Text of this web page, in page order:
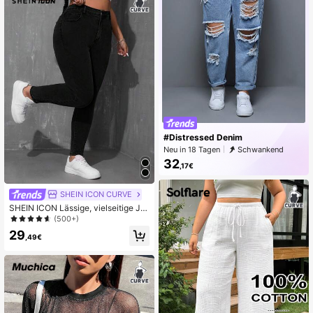
SHEIN ICON CURVE
SHEIN ICON Lässige, vielseitige Je
ans in einfarbiger Skinny-Passform
(500+)
29 ,49€
#Distressed Denim
Neu in 18 Tagen Schwankend
32,17€